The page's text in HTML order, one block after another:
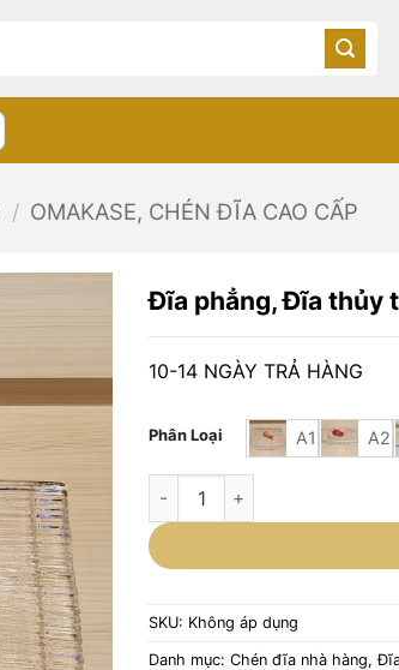
/ OMAKASE, CHÉN ĐĨA CAO CẤP
Đĩa phẳng, Đĩa thủy
10-14 NGÀY TRẢ HÀNG
Phân Loại A1 A2
Đĩa phẳng, Đĩa thủy tinh
SKU: Không áp dụng
Danh mục: Chén đĩa nhà hàng,